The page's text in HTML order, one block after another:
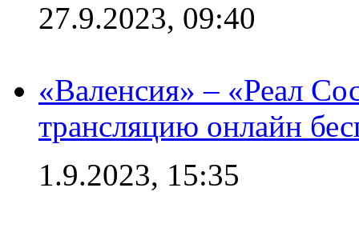
27.9.2023, 09:40
«Валенсия» – «Реал
трансляцию онлайн
1.9.2023, 15:35